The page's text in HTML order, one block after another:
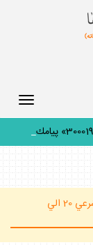
شما مي توانيد سوالات ديني خود را به سامانه «30001939» پيامك